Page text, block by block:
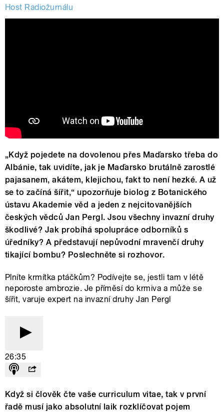
Host Radiožurnálu
„Když pojedete na dovolenou přes Maďarsko třeba do
Albánie, tak uvidíte, jak je Maďarsko brutálně zarostlé
pajasanem, akátem, klejichou, fakt to není hezké. A už
se to začíná šířit,“ upozorňuje biolog z Botanického
ústavu Akademie věd a jeden z nejcitovanějších
českých vědců Jan Pergl. Jsou všechny invazní druhy
škodlivé? Jak probíhá spolupráce odborníků s
úředníky? A představují nepůvodní mravenčí druhy
tikající bombu? Poslechněte si rozhovor.
Plníte krmítka ptáčkům? Podívejte se, jestli tam v létě
neporoste ambrozie. Je příměsí do krmiva a může se
šířit, varuje expert na invazní druhy Jan Pergl
26:35
Když si člověk čte vaše curriculum vitae, tak v první
řadě musí jako absolutní laik rozklíčovat pojem